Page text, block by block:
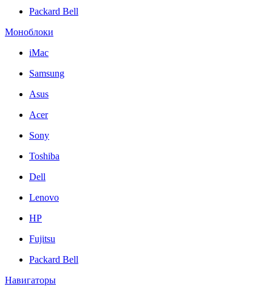
Packard Bell
Моноблоки
iMac
Samsung
Asus
Acer
Sony
Toshiba
Dell
Lenovo
HP
Fujitsu
Packard Bell
Навигаторы